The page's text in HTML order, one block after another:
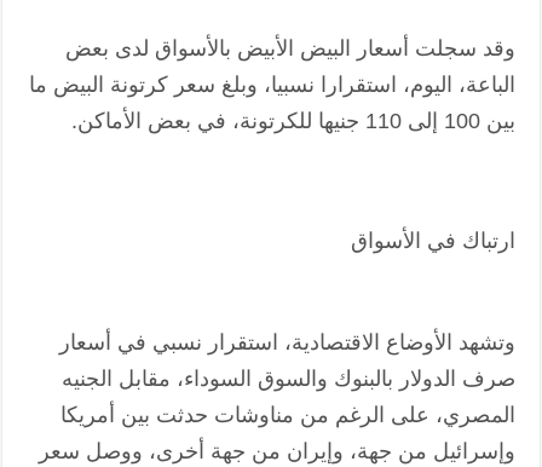
وقد سجلت أسعار البيض الأبيض بالأسواق لدى بعض
الباعة، اليوم، استقرارا نسبيا، وبلغ سعر كرتونة البيض ما
بين 100 إلى 110 جنيها للكرتونة، في بعض الأماكن.
ارتباك في الأسواق
وتشهد الأوضاع الاقتصادية، استقرار نسبي في أسعار
صرف الدولار بالبنوك والسوق السوداء، مقابل الجنيه
المصري، على الرغم من مناوشات حدثت بين أمريكا
وإسرائيل من جهة، وإيران من جهة أخرى، ووصل سعر